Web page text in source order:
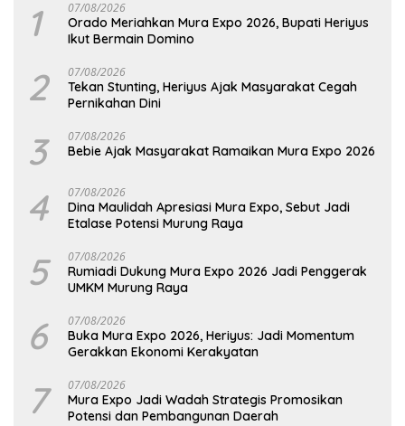
1 07/08/2026
Orado Meriahkan Mura Expo 2026, Bupati Heriyus
Ikut Bermain Domino
2 07/08/2026
Tekan Stunting, Heriyus Ajak Masyarakat Cegah
Pernikahan Dini
3 07/08/2026
Bebie Ajak Masyarakat Ramaikan Mura Expo 2026
4 07/08/2026
Dina Maulidah Apresiasi Mura Expo, Sebut Jadi
Etalase Potensi Murung Raya
5 07/08/2026
Rumiadi Dukung Mura Expo 2026 Jadi Penggerak
UMKM Murung Raya
6 07/08/2026
Buka Mura Expo 2026, Heriyus: Jadi Momentum
Gerakkan Ekonomi Kerakyatan
7 07/08/2026
Mura Expo Jadi Wadah Strategis Promosikan
Potensi dan Pembangunan Daerah